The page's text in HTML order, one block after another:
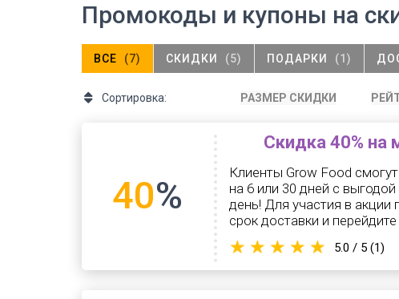
Промокоды и купоны на
ВСЕ (7) СКИДКИ (5) ПОДАРКИ (1)
Сортировка: РАЗМЕР СКИДКИ
40%
Скидка 40% на
Клиенты Grow Food
на 6 или 30 дней с
день! Для участия в
срок доставки и
5.0 / 5 (1)